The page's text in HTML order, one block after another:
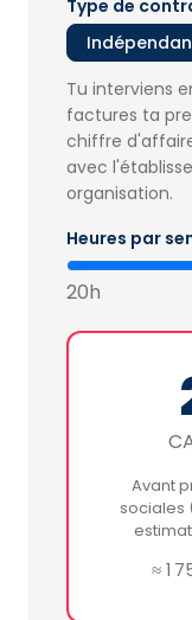
Type de
Tu interviens
factures ta
chiffre
avec
organisation.
Heures par
20h
Avant
sociales
≈ 1